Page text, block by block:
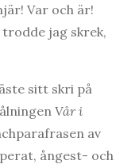
Var och är!
jag skrek,
sitt skri på
Vår i
av
ångest- och